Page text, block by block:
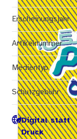
Erscheinungsjahr
Artikelnummer
Medientyp
Schutzgebühr
Digital statt
Druck